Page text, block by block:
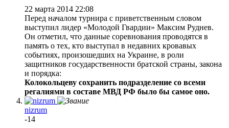
22 марта 2014 22:08
Перед началом турнира с приветственным словом
выступил лидер «Молодой Гвардии» Максим Руднев.
Он отметил, что данные соревнования проводятся в
память о тех, кто выступал в недавних кровавых
событиях, произошедших на Украине, в роли
защитников государственности братской страны, закона
и порядка:
Колокольцеву сохранить подразделение со всеми
регалиями в составе МВД РФ было бы самое оно.
nizrum
-14